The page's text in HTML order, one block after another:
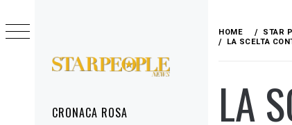
STARPEOPLENEWS
MenuCRONACA ROSA
to
content
HOME
STAR
LA SCELTA
LA